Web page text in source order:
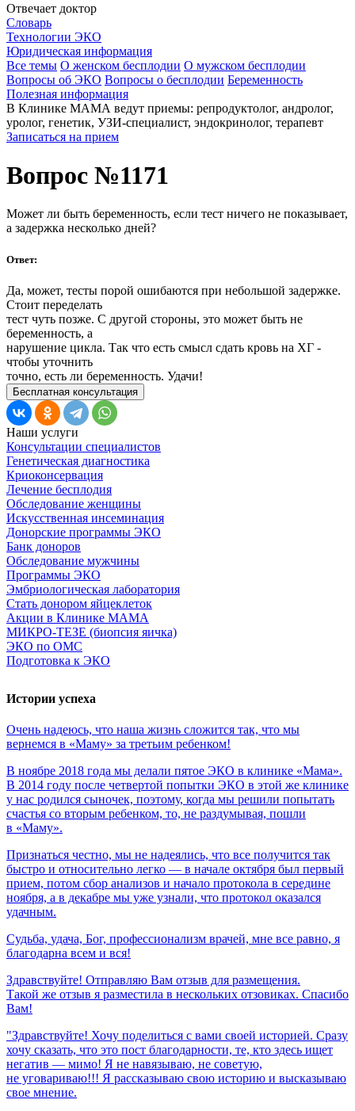
Отвечает доктор
Словарь
Технологии ЭКО
Юридическая информация
Все темы О женском бесплодии О мужском бесплодии
Вопросы об ЭКО Вопросы о бесплодии Беременность
Полезная информация
В Клинике МАМА ведут приемы: репродуктолог, андролог,
уролог, генетик, УЗИ-специалист, эндокринолог, терапевт
Записаться на прием
Вопрос №1171
Может ли быть беременность, если тест ничего не показывает,
а задержка несколько дней?
Ответ:
Да, может, тесты порой ошибаются при небольшой задержке.
Стоит переделать
тест чуть позже. С другой стороны, это может быть не
беременность, а
нарушение цикла. Так что есть смысл сдать кровь на ХГ -
чтобы уточнить
точно, есть ли беременность. Удачи!
Бесплатная консультация
Наши услуги
Консультации специалистов
Генетическая диагностика
Криоконсервация
Лечение бесплодия
Обследование женщины
Искусственная инсеминация
Донорские программы ЭКО
Банк доноров
Обследование мужчины
Программы ЭКО
Эмбриологическая лаборатория
Стать донором яйцеклеток
Акции в Клинике МАМА
МИКРО-ТЕЗЕ (биопсия яичка)
ЭКО по ОМС
Подготовка к ЭКО
Истории успеха
Очень надеюсь, что наша жизнь сложится так, что мы
вернемся в «Маму» за третьим ребенком!
В ноябре 2018 года мы делали пятое ЭКО в клинике «Мама».
В 2014 году после четвертой попытки ЭКО в этой же клинике
у нас родился сыночек, поэтому, когда мы решили попытать
счастья со вторым ребенком, то, не раздумывая, пошли
в «Маму».
Признаться честно, мы не надеялись, что все получится так
быстро и относительно легко — в начале октября был первый
прием, потом сбор анализов и начало протокола в середине
ноября, а в декабре мы уже узнали, что протокол оказался
удачным.
Судьба, удача, Бог, профессионализм врачей, мне все равно, я
благодарна всем и вся!
Здравствуйте! Отправляю Вам отзыв для размещения.
Такой же отзыв я разместила в нескольких отзовиках. Спасибо
Вам!
"Здравствуйте! Хочу поделиться с вами своей историей. Сразу
хочу сказать, что это пост благодарности, те, кто здесь ищет
негатив — мимо! Я не навязываю, не советую,
не уговариваю!!! Я рассказываю свою историю и высказываю
свое мнение.